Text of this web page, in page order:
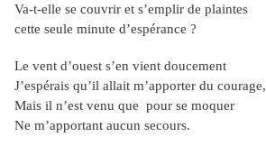
Va-t-elle se couvrir et s’emplir de plaintes
cette seule minute d’espérance ?
Le vent d’ouest s’en vient doucement
J’espérais qu’il allait m’apporter du courage,
Mais il n’est venu que pour se moquer
Ne m’apportant aucun secours.